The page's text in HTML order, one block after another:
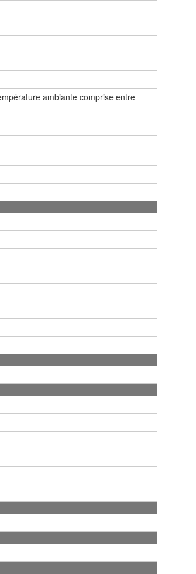
ambiante comprise entre